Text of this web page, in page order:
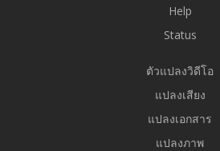
Help
Status
ตัวแปลงวิดีโอ
แปลงเสียง
แปลงเอกสาร
แปลงภาพ